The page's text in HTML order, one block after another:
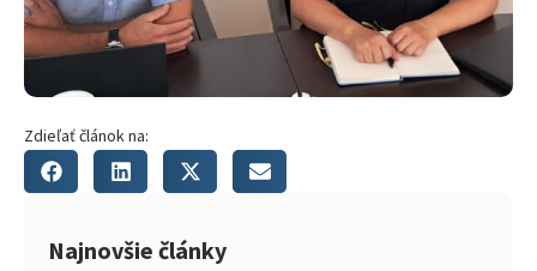
Zdieľať článok na:
Najnovšie články